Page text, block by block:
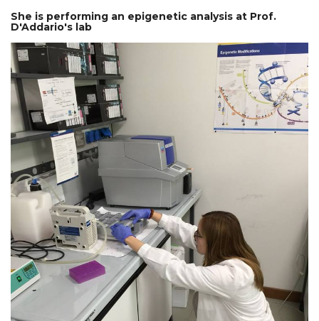
She is performing an epigenetic analysis at Prof.
D'Addario's lab